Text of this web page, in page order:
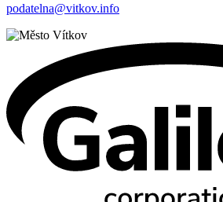
podatelna@vitkov.info